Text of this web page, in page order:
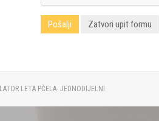
Pošalji Zatvori upit formu
LETA PČELA- JEDNODIJELNI